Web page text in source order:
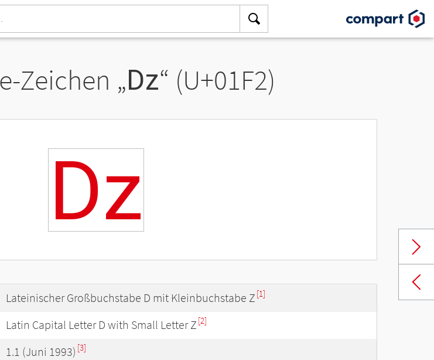
Zeichen „ǲ“ (U+01F2)
ǲ
Lateinischer Großbuchstabe D mit Kleinbuchstabe Z [1]
Latin Capital Letter D with Small Letter Z [2]
1.1 (Juni 1993) [3]